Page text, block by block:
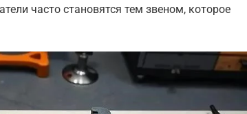
часто становятся тем звеном, которое